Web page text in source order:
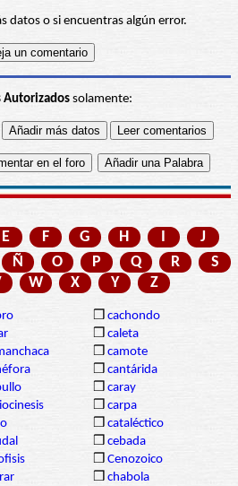
datos o si encuentras algún error.
solamente:
E F G H I
J
Ñ O P Q R
S
W X Y Z
❒ cachondo
❒ caleta
❒ camote
❒ cantárida
❒ caray
❒ carpa
❒ cataléctico
❒ cebada
❒ Cenozoico
❒ chabola